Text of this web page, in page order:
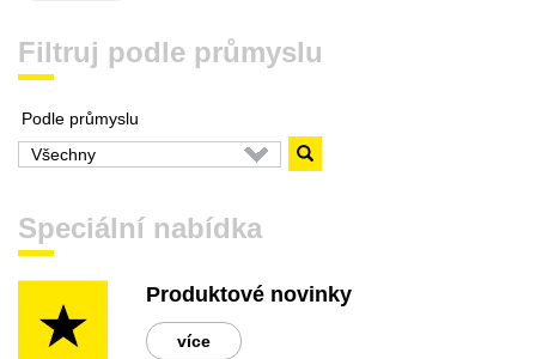
Filtruj podle průmyslu
Podle průmyslu
Speciální nabídka
Produktové novinky
více